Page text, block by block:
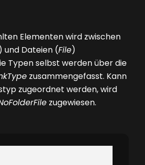
Elementen wird zwischen
und Dateien (File)
Typen selbst werden über die
zusammengefasst. Kann
zugeordnet werden, wird
zugewiesen.